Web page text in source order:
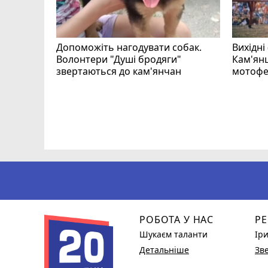
Допоможіть нагодувати собак.
Волонтери "Душі бродяги"
звертаються до кам'янчан
РОБОТА У НАС
Шукаєм таланти
Детальніше